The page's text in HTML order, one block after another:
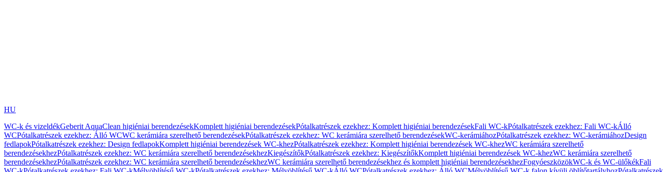
HU
WC-k és vizeldékGeberit AquaClean higiéniai berendezésekKomplett higiéniai berendezésekPótalkatrészek ezekhez: Komplett higiéniai berendezésekFali WC-kPótalkatrészek ezekhez: Fali WC-kÁlló
WCPótalkatrészek ezekhez: Álló WCWC kerámiára szerelhető berendezésekPótalkatrészek ezekhez: WC kerámiára szerelhető berendezésekWC-kerámiáhozPótalkatrészek ezekhez: WC-kerámiáhozDesign
fedlapokPótalkatrészek ezekhez: Design fedlapokKomplett higiéniai berendezések WC-khezPótalkatrészek ezekhez: Komplett higiéniai berendezések WC-khezWC kerámiára szerelhető
berendezésekhezPótalkatrészek ezekhez: WC kerámiára szerelhető berendezésekhezKiegészítőkPótalkatrészek ezekhez: KiegészítőkKomplett higiéniai berendezések WC-khezWC kerámiára szerelhető
berendezésekhezPótalkatrészek ezekhez: WC kerámiára szerelhető berendezésekhezWC kerámiára szerelhető berendezésekhez és komplett higiéniai berendezésekhezFogyóeszközökWC-k és WC-ülőkékFali